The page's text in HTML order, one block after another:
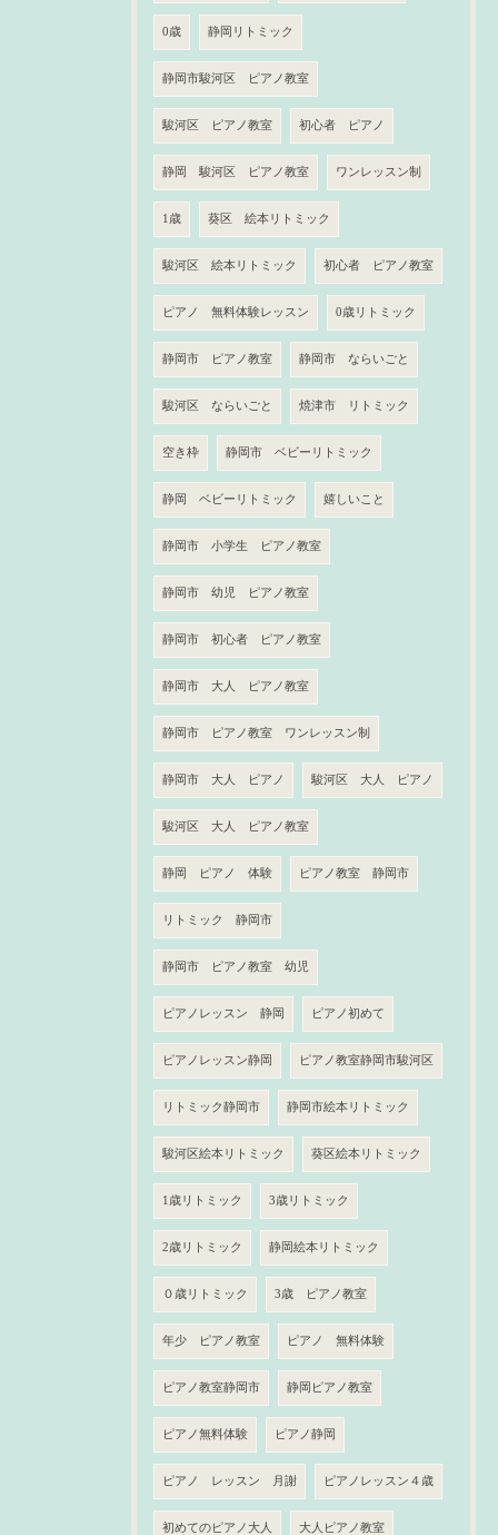
0歳 静岡リトミック
静岡市駿河区 ピアノ教室
駿河区 ピアノ教室 初心者 ピアノ
静岡 駿河区 ピアノ教室 ワンレッスン制
1歳 葵区 絵本リトミック
駿河区 絵本リトミック 初心者 ピアノ教室
ピアノ 無料体験レッスン 0歳リトミック
静岡市 ピアノ教室 静岡市 ならいごと
駿河区 ならいごと 焼津市 リトミック
空き枠 静岡市 ベビーリトミック
静岡 ベビーリトミック 嬉しいこと
静岡市 小学生 ピアノ教室
静岡市 幼児 ピアノ教室
静岡市 初心者 ピアノ教室
静岡市 大人 ピアノ教室
静岡市 ピアノ教室 ワンレッスン制
静岡市 大人 ピアノ 駿河区 大人 ピアノ
駿河区 大人 ピアノ教室
静岡 ピアノ 体験 ピアノ教室 静岡市
リトミック 静岡市
静岡市 ピアノ教室 幼児
ピアノレッスン 静岡 ピアノ初めて
ピアノレッスン静岡 ピアノ教室静岡市駿河区
リトミック静岡市 静岡市絵本リトミック
駿河区絵本リトミック 葵区絵本リトミック
1歳リトミック 3歳リトミック
2歳リトミック 静岡絵本リトミック
０歳リトミック 3歳 ピアノ教室
年少 ピアノ教室 ピアノ 無料体験
ピアノ教室静岡市 静岡ピアノ教室
ピアノ無料体験 ピアノ静岡
ピアノ レッスン 月謝 ピアノレッスン４歳
初めてのピアノ大人 大人ピアノ教室